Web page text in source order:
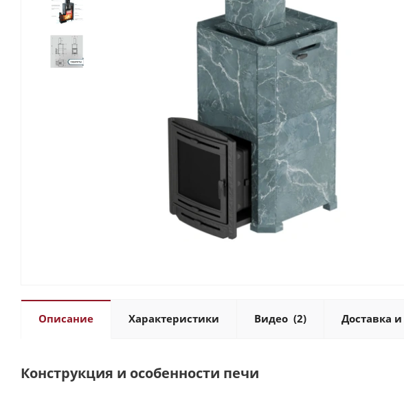
Описание Характеристики Видео (2) Доставка
Конструкция и особенности печи